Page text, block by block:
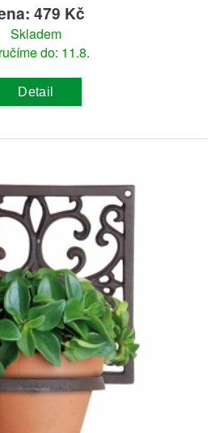
479 Kč
Skladem
do: 11.8.
Detail